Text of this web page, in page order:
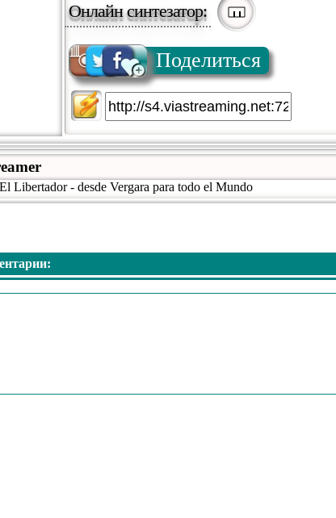
Онлайн синтезатор:
Поделиться
Libertador - desde Vergara para todo el Mundo